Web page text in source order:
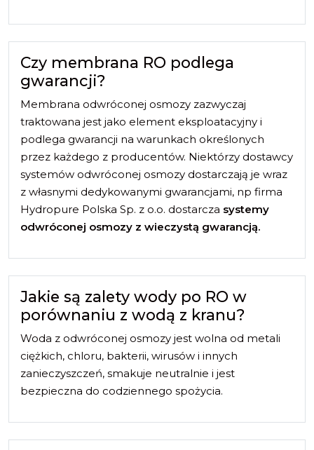
Czy membrana RO podlega
gwarancji?
Membrana odwróconej osmozy zazwyczaj
traktowana jest jako element eksploatacyjny i
podlega gwarancji na warunkach określonych
przez każdego z producentów. Niektórzy dostawcy
systemów odwróconej osmozy dostarczają je wraz
z własnymi dedykowanymi gwarancjami, np firma
Hydropure Polska Sp. z o.o. dostarcza systemy
odwróconej osmozy z wieczystą gwarancją.
Jakie są zalety wody po RO w
porównaniu z wodą z kranu?
Woda z odwróconej osmozy jest wolna od metali
ciężkich, chloru, bakterii, wirusów i innych
zanieczyszczeń, smakuje neutralnie i jest
bezpieczna do codziennego spożycia.